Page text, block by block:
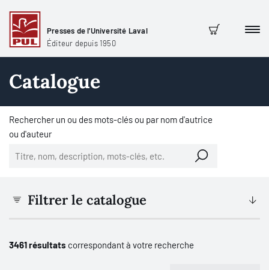
Presses de l'Université Laval
Éditeur depuis 1950
Panier
Catalogue
Rechercher un ou des mots-clés ou par nom d'autrice
ou d'auteur
Filtrer le catalogue
3461 résultats correspondant à votre recherche